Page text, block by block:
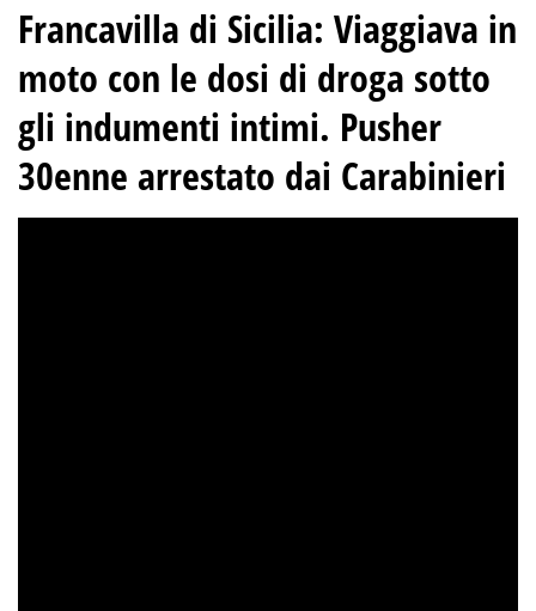
Francavilla di Sicilia: Viaggiava in
moto con le dosi di droga sotto
gli indumenti intimi. Pusher
30enne arrestato dai Carabinieri